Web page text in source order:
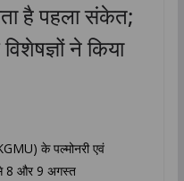
है पहला संकेत;
ने किया
के पल्मोनरी एवं
8 और 9 अगस्त